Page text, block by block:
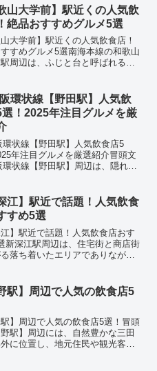
中でも、地域に根付いた隠れた名
ことで知ら...
山大学前】駅近くの人気飲
絶品おすすめグルメ5選
山大学前】駅近くの人気飲食店！
すめグルメ5選南海本線の和歌山
周辺は、ふじと台と呼ばれる新
いエリアです。大学のキャンパ
いことから若者向...
環状線【野田駅】人気飲
！2025年注目グルメを厳
環状線【野田駅】人気飲食店5
年注目グルメを厳選紹介冒頭文
状線【野田駅】周辺は、隠れ家
食・洋食・バル・中華などジャン
な人気店が揃い...
江】駅近で話題！人気飲食
すめ5選
江】駅近で話題！人気飲食店おす
新深江駅周辺は、住宅街と商店街
落ち着いたエリアでありなが
つ、創作料理など、ジャンルも豊
元の人々に長く愛...
駅】周辺で人気の飲食店5
駅】周辺で人気の飲食店5選！冒頭
駅】周辺には、自然豊かな三田
に位置し、地元住民や観光客に